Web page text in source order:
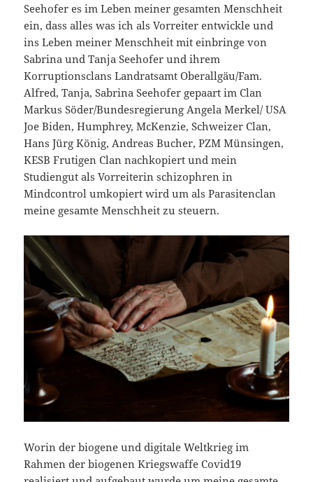
Seehofer es im Leben meiner gesamten Menschheit
ein, dass alles was ich als Vorreiter entwickle und
ins Leben meiner Menschheit mit einbringe von
Sabrina und Tanja Seehofer und ihrem
Korruptionsclans Landratsamt Oberallgäu/Fam.
Alfred, Tanja, Sabrina Seehofer gepaart im Clan
Markus Söder/Bundesregierung Angela Merkel/ USA
Joe Biden, Humphrey, McKenzie, Schweizer Clan,
Hans Jürg König, Andreas Bucher, PZM Münsingen,
KESB Frutigen Clan nachkopiert und mein
Studiengut als Vorreiterin schizophren in
Mindcontrol umkopiert wird um als Parasitenclan
meine gesamte Menschheit zu steuern.
Worin der biogene und digitale Weltkrieg im
Rahmen der biogenen Kriegswaffe Covid19